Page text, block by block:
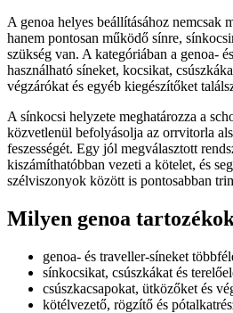
A genoa helyes beállításához nemcsak
hanem pontosan működő sínre,
szükség van. A kategóriában a genoa-
használható síneket, kocsikat,
végzárókat és egyéb kiegészítőket
A sínkocsi helyzete meghatározza a
közvetlenül befolyásolja az orrvitorla
feszességét. Egy jól megválasztott
kiszámíthatóbban vezeti a kötelet, és
szélviszonyok között is pontosabban
Milyen genoa
genoa- és traveller-síneket
sínkocsikat, csúszkákat és
csúszkacsapokat, ütközőket és
kötélvezető, rögzítő és